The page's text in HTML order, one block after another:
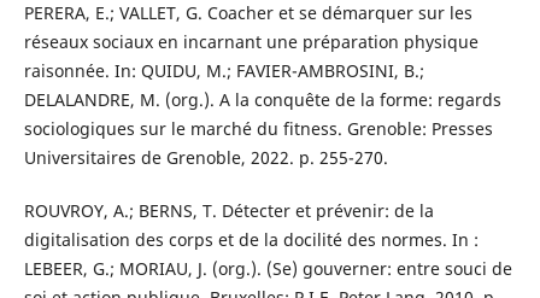
PERERA, E.; VALLET, G. Coacher et se démarquer sur les
réseaux sociaux en incarnant une préparation physique
raisonnée. In: QUIDU, M.; FAVIER-AMBROSINI, B.;
DELALANDRE, M. (org.). A la conquête de la forme: regards
sociologiques sur le marché du fitness. Grenoble: Presses
Universitaires de Grenoble, 2022. p. 255-270.
ROUVROY, A.; BERNS, T. Détecter et prévenir: de la
digitalisation des corps et de la docilité des normes. In :
LEBEER, G.; MORIAU, J. (org.). (Se) gouverner: entre souci de